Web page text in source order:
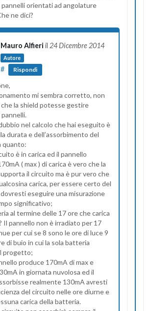
pannelli orientati ad angolature
ne dici?
Mauro Alfieri il 24 Dicembre 2014
Autore
# Rispondi
mi sembra corretto, non
la shield potesse gestire
nel calcolo che hai eseguito è
durata e dell’assorbimento del
quanto:
è in carica ed il pannello
( max ) di carica è vero che la
il circuito ma è pur vero che
carica, per essere certo del
eseguire una misurazione
significativo;
al termine delle 17 ore che carica
Il pannello non è irradiato per 17
per cui se 8 sono le ore di luce 9
di buio in cui la sola batteria
progetto;
produce 170mA di max e
in giornata nuvolosa ed il
realmente 130mA avresti
del circuito nelle ore diurne e
carica della batteria.